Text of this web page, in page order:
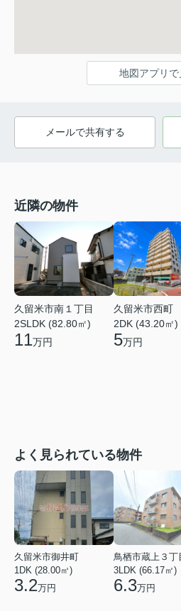
地図アプリで
メールで共有する
近隣の物件
久留米市南１丁目
2SLDK (82.80㎡)
11万円
久留米市西町
2DK (43.20㎡)
5万円
よく見られている物件
久留米市御井町
1DK (28.00㎡)
3.2万円
鳥栖市蔵上３丁
3LDK (66.17㎡)
6.3万円